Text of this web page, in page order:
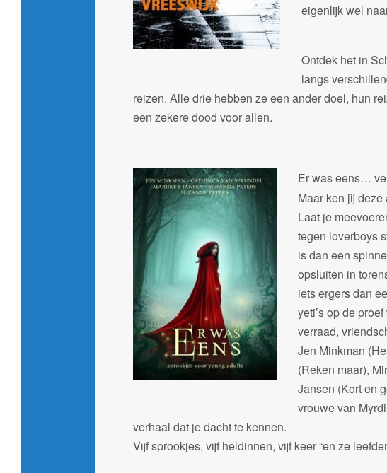
eigenlijk wel
Ontdek het in
langs
reizen. Alle drie hebben ze een ander doel, hun
een zekere dood voor allen.
Er was eens…
Maar ken jij deze
Laat je
tegen loverboys
is dan een
opsluiten in
iets ergers dan
yeti’s op de
verraad,
Jen Minkman
(Reken maar),
Jansen (Kort en
vrouwe van
verhaal dat je dacht te kennen.
Vijf sprookjes, vijf heldinnen, vijf keer “en ze